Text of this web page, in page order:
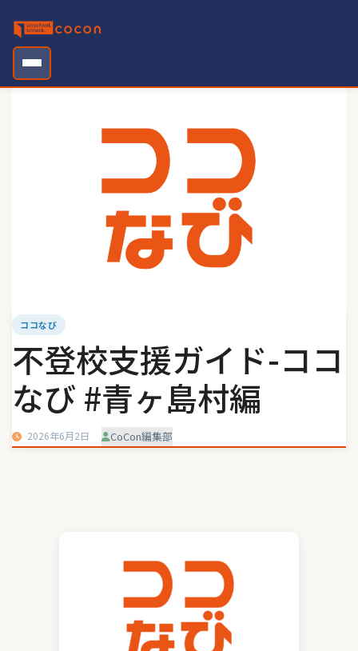
content
ココなび
不登校支援ガイド-ココ
なび #青ヶ島村編
2026年6月2日 CoCon編集部